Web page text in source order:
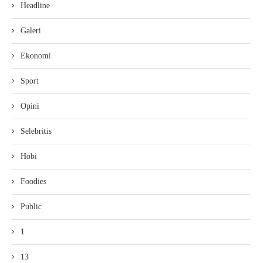
Headline
Galeri
Ekonomi
Sport
Opini
Selebritis
Hobi
Foodies
Public
1
13